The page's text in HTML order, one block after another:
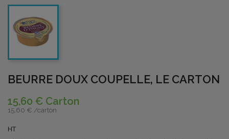
BEURRE DOUX COUPELLE, LE CARTON
15,60 € Carton
15,60 € /carton
HT